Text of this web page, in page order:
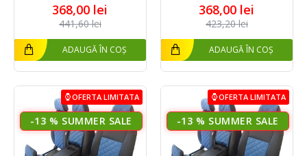
368,00 lei
441,60 lei
ADAUGĂ ÎN COȘ
368,00 lei
423,20 lei
ADAUGĂ ÎN COȘ
OFERTA LIMITATA
-13 %
OFERTA LIMITATA
-13 %